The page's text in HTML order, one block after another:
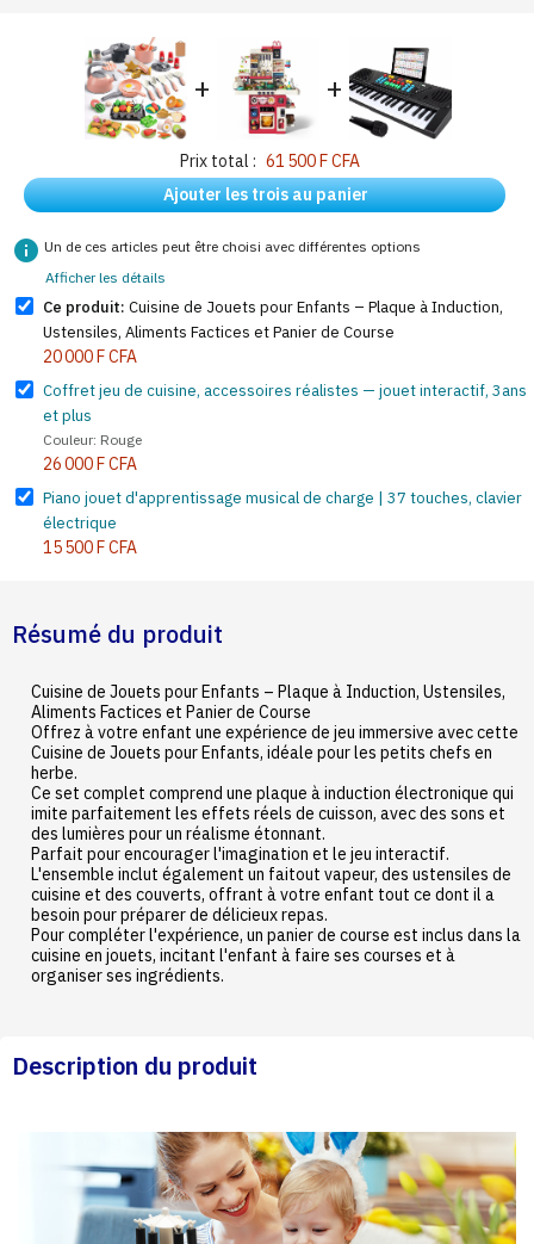
+ +
Prix total : 61 500 F CFA
Ajouter les trois au panier
info Un de ces articles peut être choisi avec différentes options
Afficher les détails
Ce produit: Cuisine de Jouets pour Enfants – Plaque à Induction,
Ustensiles, Aliments Factices et Panier de Course
20 000 F CFA
Coffret jeu de cuisine, accessoires réalistes — jouet interactif, 3ans
et plus
Couleur: Rouge
26 000 F CFA
Piano jouet d'apprentissage musical de charge | 37 touches, clavier
électrique
15 500 F CFA
Résumé du produit
Cuisine de Jouets pour Enfants – Plaque à Induction, Ustensiles,
Aliments Factices et Panier de Course
Offrez à votre enfant une expérience de jeu immersive avec cette
Cuisine de Jouets pour Enfants, idéale pour les petits chefs en
herbe.
Ce set complet comprend une plaque à induction électronique qui
imite parfaitement les effets réels de cuisson, avec des sons et
des lumières pour un réalisme étonnant.
Parfait pour encourager l'imagination et le jeu interactif.
L'ensemble inclut également un faitout vapeur, des ustensiles de
cuisine et des couverts, offrant à votre enfant tout ce dont il a
besoin pour préparer de délicieux repas.
Pour compléter l'expérience, un panier de course est inclus dans la
cuisine en jouets, incitant l'enfant à faire ses courses et à
organiser ses ingrédients.
Description du produit